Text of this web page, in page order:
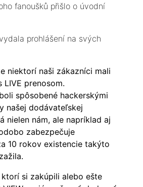
fanoušků přišlo o úvodní
prohlášení na svých
niektorí naši zákazníci mali
prenosom.
spôsobené hackerskými
našej dodávateľskej
nielen nám, ale napríklad aj
zabezpečuje
10 rokov existencie takýto
si zakúpili alebo ešte